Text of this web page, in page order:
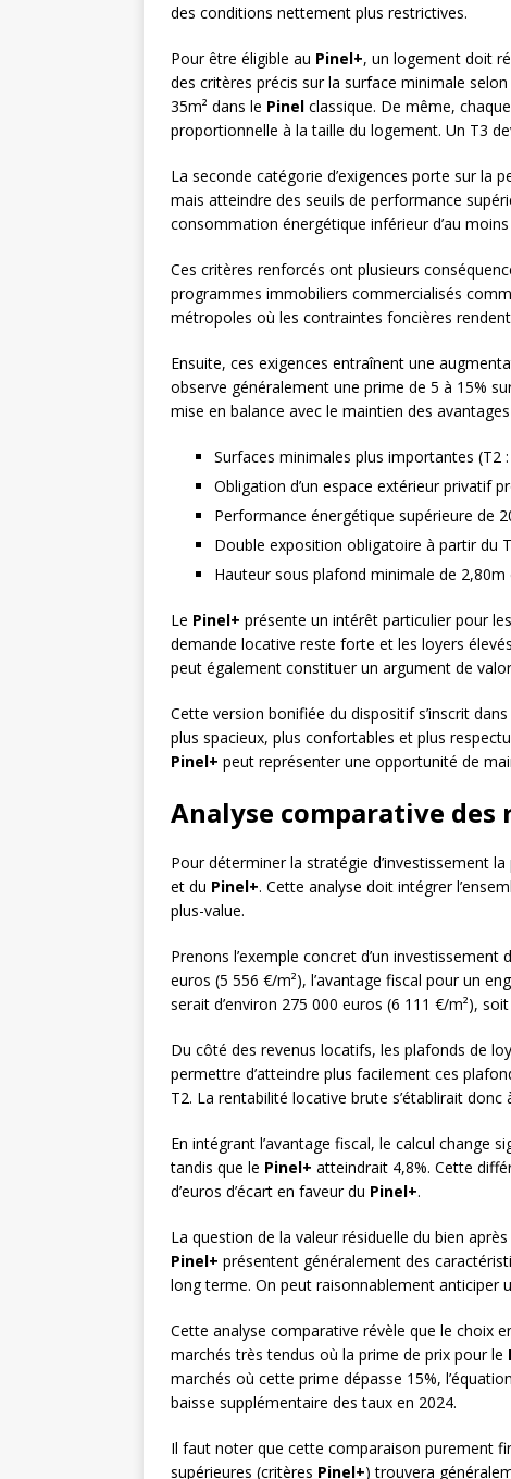
des conditions nettement plus restrictives.
Pour être éligible au Pinel+, un logement doit
des critères précis sur la surface minimale
35m² dans le Pinel classique. De même,
proportionnelle à la taille du logement. Un T3
La seconde catégorie d’exigences porte sur la
mais atteindre des seuils de performance
consommation énergétique inférieur d’au
Ces critères renforcés ont plusieurs
programmes immobiliers commercialisés
métropoles où les contraintes foncières
Ensuite, ces exigences entraînent une
observe généralement une prime de 5 à 15%
mise en balance avec le maintien des
Surfaces minimales plus importantes (T2 :
Obligation d’un espace extérieur privatif
Performance énergétique supérieure de
Double exposition obligatoire à partir du
Hauteur sous plafond minimale de 2,80m
Le Pinel+ présente un intérêt particulier pour
demande locative reste forte et les loyers
peut également constituer un argument de
Cette version bonifiée du dispositif s’inscrit
plus spacieux, plus confortables et plus
Pinel+ peut représenter une opportunité de
Analyse comparative des
Pour déterminer la stratégie d’investissement
et du Pinel+. Cette analyse doit intégrer
plus-value.
Prenons l’exemple concret d’un
euros (5 556 €/m²), l’avantage fiscal pour un
serait d’environ 275 000 euros (6 111 €/m²),
Du côté des revenus locatifs, les plafonds de
permettre d’atteindre plus facilement ces
T2. La rentabilité locative brute s’établirait donc
En intégrant l’avantage fiscal, le calcul change
tandis que le Pinel+ atteindrait 4,8%. Cette
d’euros d’écart en faveur du Pinel+.
La question de la valeur résiduelle du bien
Pinel+ présentent généralement des
long terme. On peut raisonnablement anticiper
Cette analyse comparative révèle que le choix
marchés très tendus où la prime de prix pour le
marchés où cette prime dépasse 15%,
baisse supplémentaire des taux en 2024.
Il faut noter que cette comparaison purement
supérieures (critères Pinel+) trouvera